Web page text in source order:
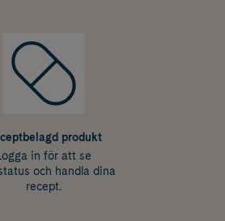
produkt
in för att se
och handla dina
recept.